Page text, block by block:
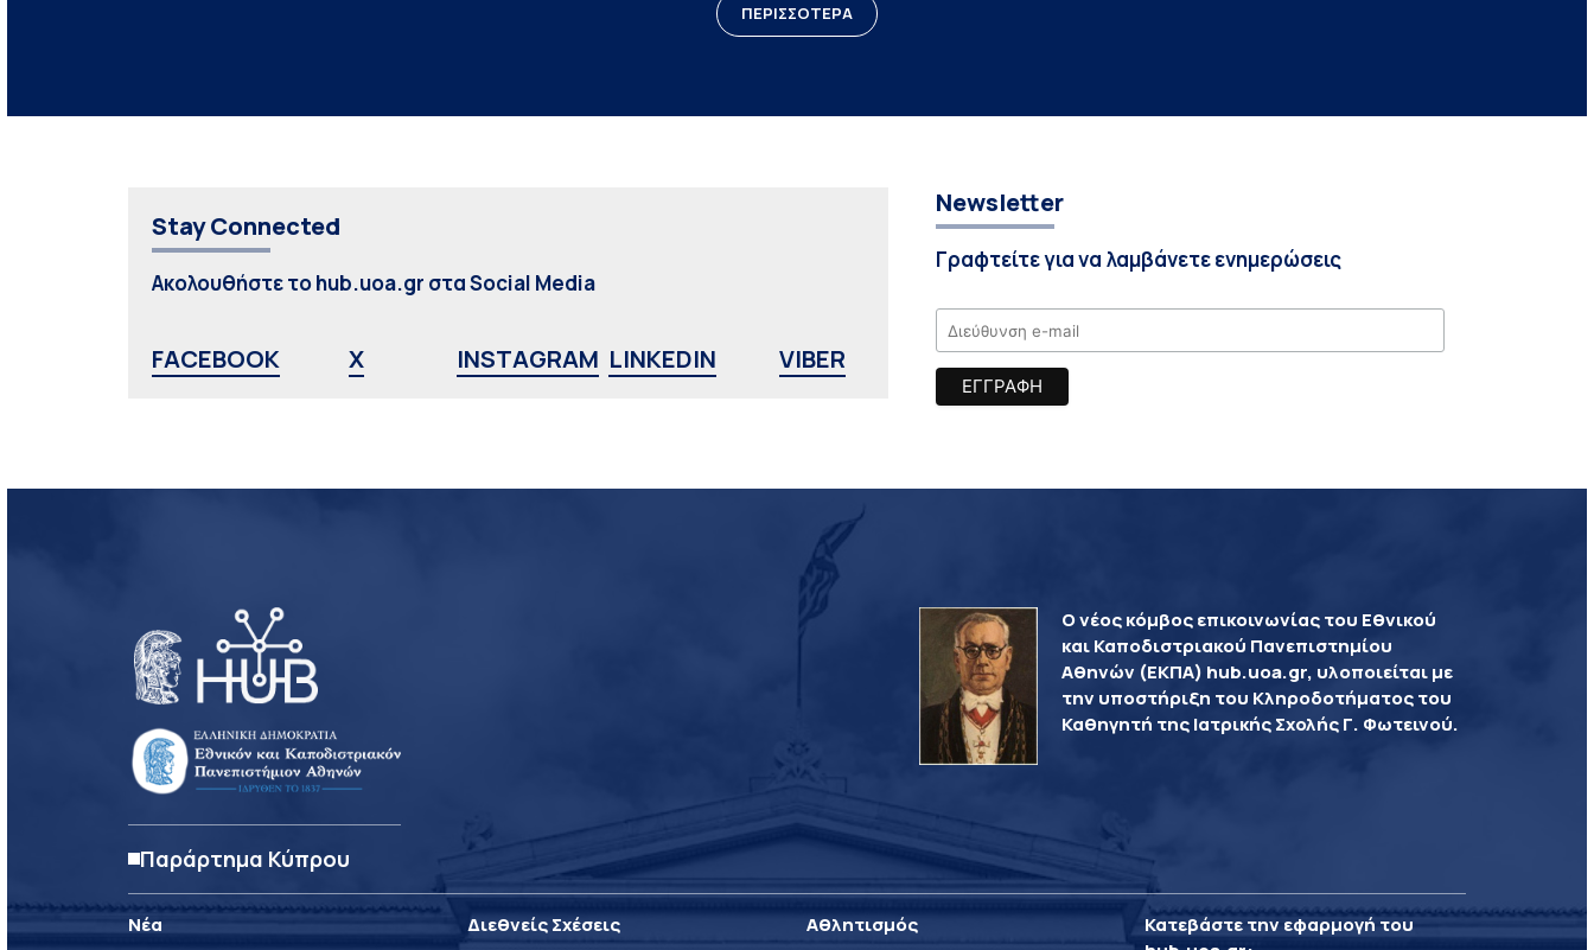
ΠΕΡΙΣΣΟΤΕΡΑ
Stay Connected
Ακολουθήστε το hub.uoa.gr στα Social Media
FACEBOOK X INSTAGRAM LINKEDIN VIBER
Newsletter
Γραφτείτε για να λαμβάνετε ενημερώσεις
Παράρτημα Κύπρου
Ο νέος κόμβος επικοινωνίας του Εθνικού
και Καποδιστριακού Πανεπιστημίου
Αθηνών (ΕΚΠΑ) hub.uoa.gr, υλοποιείται με
την υποστήριξη του Κληροδοτήματος του
Καθηγητή της Ιατρικής Σχολής Γ. Φωτεινού.
Νέα Διεθνείς Σχέσεις Αθλητισμός
Κατεβάστε την εφαρμογή του